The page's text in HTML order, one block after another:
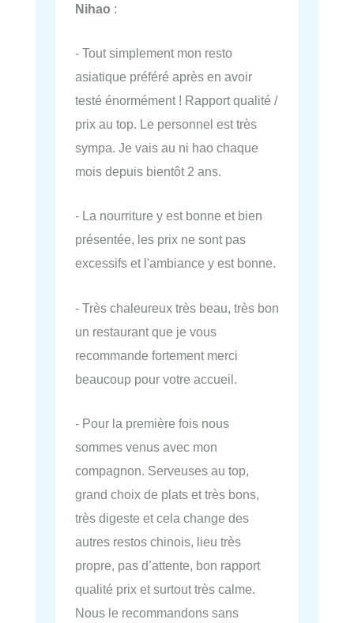
Nihao :
- Tout simplement mon resto
asiatique préféré après en avoir
testé énormément ! Rapport qualité /
prix au top. Le personnel est très
sympa. Je vais au ni hao chaque
mois depuis bientôt 2 ans.
- La nourriture y est bonne et bien
présentée, les prix ne sont pas
excessifs et l'ambiance y est bonne.
- Très chaleureux très beau, très bon
un restaurant que je vous
recommande fortement merci
beaucoup pour votre accueil.
- Pour la première fois nous
sommes venus avec mon
compagnon. Serveuses au top,
grand choix de plats et très bons,
très digeste et cela change des
autres restos chinois, lieu très
propre, pas d’attente, bon rapport
qualité prix et surtout très calme.
Nous le recommandons sans